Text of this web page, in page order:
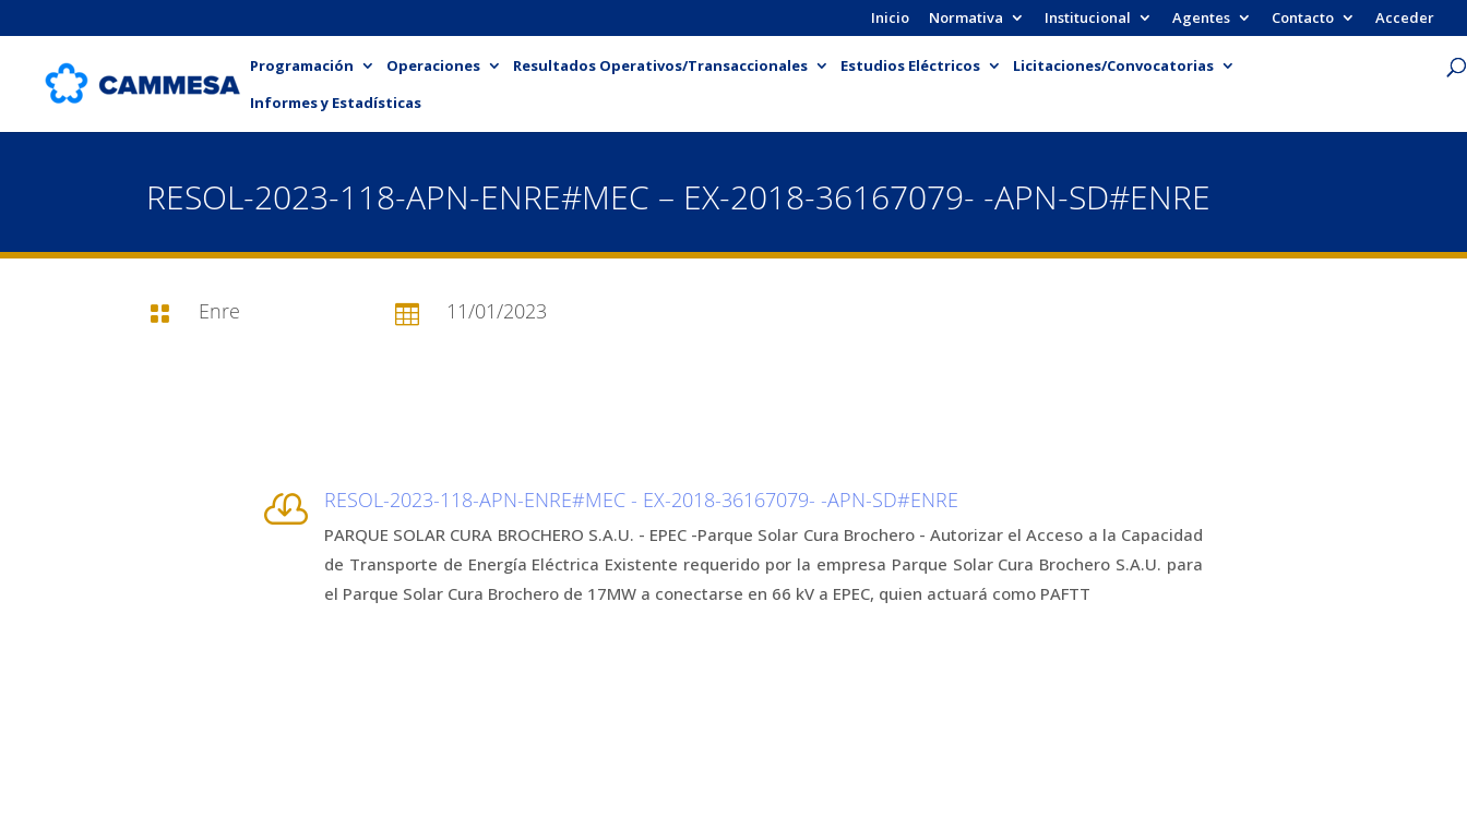
Inicio Normativa Institucional Agentes Contacto Acceder
Programación Operaciones Resultados Operativos/Transaccionales Estudios Eléctricos
Licitaciones/Convocatorias
Informes y Estadísticas
RESOL-2023-118-APN-ENRE#MEC – EX-2018-36167079- -APN-SD#ENRE
 Enre  11/01/2023
 RESOL-2023-118-APN-ENRE#MEC - EX-2018-36167079- -APN-SD#ENRE
PARQUE SOLAR CURA BROCHERO S.A.U. - EPEC -Parque Solar Cura Brochero - Autorizar el Acceso a la Capacidad
de Transporte de Energía Eléctrica Existente requerido por la empresa Parque Solar Cura Brochero S.A.U. para
el Parque Solar Cura Brochero de 17MW a conectarse en 66 kV a EPEC, quien actuará como PAFTT